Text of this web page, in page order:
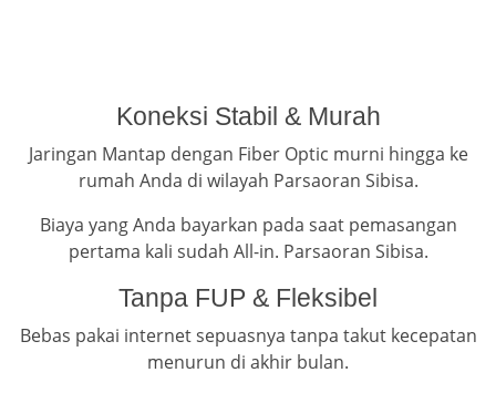
Koneksi Stabil & Murah
Jaringan Mantap dengan Fiber Optic murni hingga ke
rumah Anda di wilayah Parsaoran Sibisa.
Biaya yang Anda bayarkan pada saat pemasangan
pertama kali sudah All-in. Parsaoran Sibisa.
Tanpa FUP & Fleksibel
Bebas pakai internet sepuasnya tanpa takut kecepatan
menurun di akhir bulan.